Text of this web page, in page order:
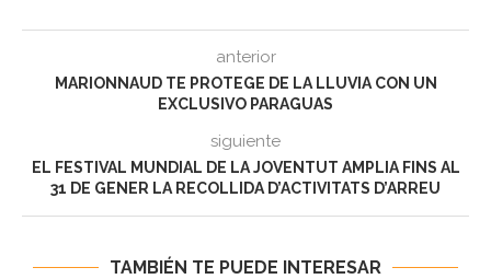
anterior
MARIONNAUD TE PROTEGE DE LA LLUVIA CON UN
EXCLUSIVO PARAGUAS
siguiente
EL FESTIVAL MUNDIAL DE LA JOVENTUT AMPLIA FINS AL
31 DE GENER LA RECOLLIDA D’ACTIVITATS D’ARREU
TAMBIÉN TE PUEDE INTERESAR